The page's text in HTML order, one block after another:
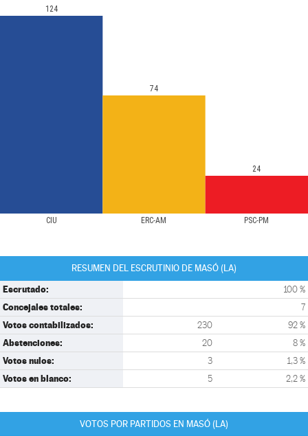
CIU ERC-AM PSC-PM
124
74
24
RESUMEN DEL ESCRUTINIO DE MASÓ (LA)
Escrutado: 100 %
Concejales totales: 7
Votos contabilizados: 230 92 %
Abstenciones: 20 8 %
Votos nulos: 3 1,3 %
Votos en blanco: 5 2,2 %
VOTOS POR PARTIDOS EN MASÓ (LA)